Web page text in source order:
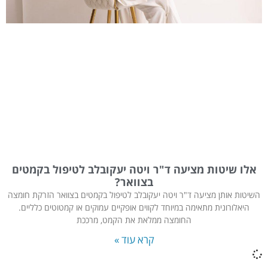
אלו שיטות מציעה ד"ר ויטה יעקובלב לטיפול בקמטים
בצוואר?
השיטות אותן מציעה ד"ר ויטה יעקובלב לטיפול בקמטים בצוואר הזרקת חומצה
היאלורונית מתאימה במיוחד לקווים אופקיים עמוקים או קמטוטים כלליים.
החומצה ממלאת את הקמט, מרככת
קרא עוד »